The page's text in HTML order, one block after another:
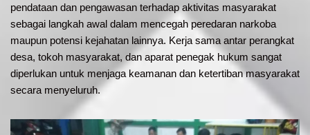
pendataan dan pengawasan terhadap aktivitas masyarakat
sebagai langkah awal dalam mencegah peredaran narkoba
maupun potensi kejahatan lainnya. Kerja sama antar perangkat
desa, tokoh masyarakat, dan aparat penegak hukum sangat
diperlukan untuk menjaga keamanan dan ketertiban masyarakat
secara menyeluruh.